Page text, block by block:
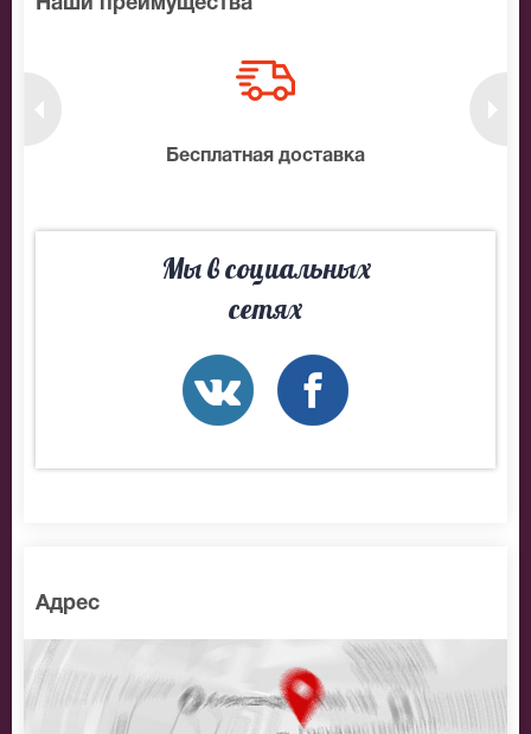
Наши преимущества
Бесплатная доставка
Мы в социальных
сетях
Адрес